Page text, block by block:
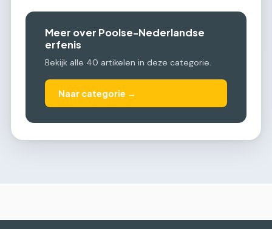
Meer over Poolse-Nederlandse
erfenis
Bekijk alle 40 artikelen in deze categorie.
Naar categorie →